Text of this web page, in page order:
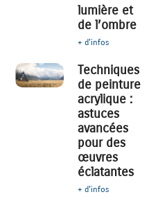
lumière et
de l’ombre
+ d'infos
Techniques
de peinture
acrylique :
astuces
avancées
pour des
œuvres
éclatantes
+ d'infos